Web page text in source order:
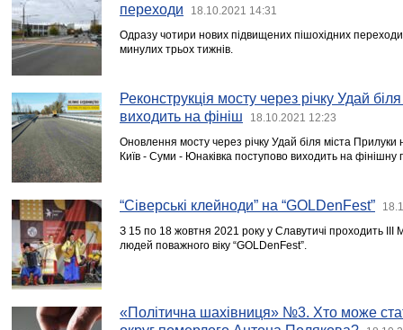
переходи
18.10.2021 14:31
Одразу чотири нових підвищених пішохідних
минулих трьох тижнів.
Реконструкція мосту через річку Удай
виходить на фініш
18.10.2021 12:23
Оновлення мосту через річку Удай біля міста Прилуки
Київ - Суми - Юнаківка поступово виходить на фінішну
“Сіверські клейноди” на “GOLDenFest”
З 15 по 18 жовтня 2021 року у Славутичі проходить
людей поважного віку “GOLDenFest”.
«Політична шахівниця» №3. Хто може